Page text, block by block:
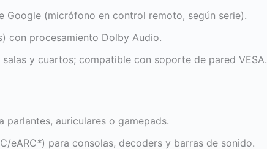
Google (micrófono en control remoto, según serie).
con procesamiento Dolby Audio.
salas y cuartos; compatible con soporte de pared VESA.
parlantes, auriculares o gamepads.
eARC*) para consolas, decoders y barras de sonido.